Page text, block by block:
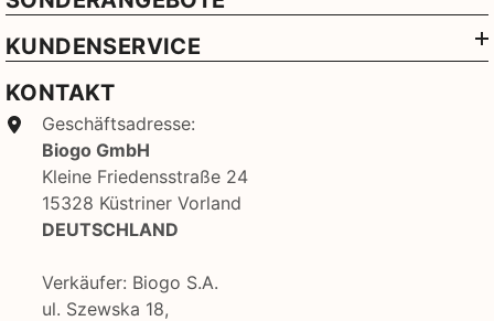
KUNDENSERVICE
KONTAKT
Geschäftsadresse:
Biogo GmbH
Kleine Friedensstraße 24
15328 Küstriner Vorland
DEUTSCHLAND
Verkäufer: Biogo S.A.
ul. Szewska 18,